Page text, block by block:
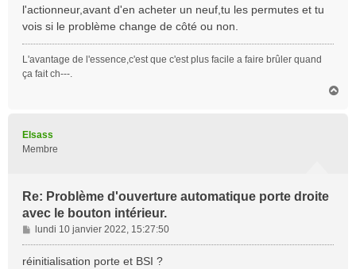
l'actionneur,avant d'en acheter un neuf,tu les permutes et tu
vois si le problème change de côté ou non.
L'avantage de l'essence,c'est que c'est plus facile a faire brûler quand
ça fait ch---.
Elsass
Membre
Re: Problème d'ouverture automatique porte droite
avec le bouton intérieur.
M
e
s
lundi 10 janvier 2022, 15:27:50
réinitialisation porte et BSI ?